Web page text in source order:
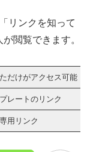
リンクを知って
閲覧できます。
だけがアクセス可能
レートのリンク
用リンク